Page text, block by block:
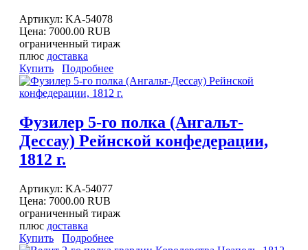
Артикул: KA-54078
Цена: 7000.00 RUB
ограниченный тираж
плюс доставка
Купить
Подробнее
Фузилер 5-го полка (Ангальт-
Дессау) Рейнской конфедерации,
1812 г.
Артикул: KA-54077
Цена: 7000.00 RUB
ограниченный тираж
плюс доставка
Купить
Подробнее